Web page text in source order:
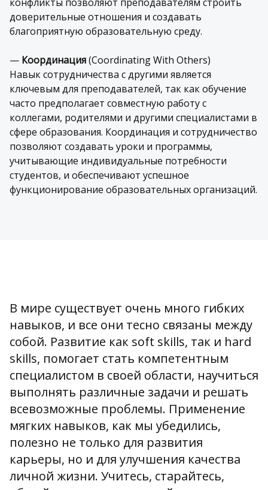
доверительные отношения и создавать
благоприятную образовательную среду.
— Координация(Coordinating With Others)
Навык сотрудничества с другими является
ключевым для преподавателей, так как обучение
часто предполагает совместную работу с
коллегами, родителями и другими специалистами в
сфере образования. Координация и сотрудничество
позволяют создавать уроки и программы,
учитывающие индивидуальные потребности
студентов, и обеспечивают успешное
функционирование образовательных организаций.
В мире существует очень много гибких
навыков, и все они тесно связаны между
собой. Развитие как soft skills, так и hard
skills, помогает стать компетентным
специалистом в своей области, научиться
выполнять различные задачи и решать
всевозможные проблемы. Применение
мягких навыков, как мы убедились,
полезно не только для развития
карьеры, но и для улучшения качества
личной жизни. Учитесь, старайтесь,